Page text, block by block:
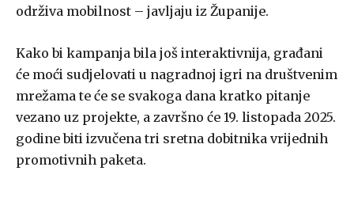
održiva mobilnost – javljaju iz Županije.
Kako bi kampanja bila još interaktivnija, građani
će moći sudjelovati u nagradnoj igri na društvenim
mrežama te će se svakoga dana kratko pitanje
vezano uz projekte, a završno će 19. listopada 2025.
godine biti izvučena tri sretna dobitnika vrijednih
promotivnih paketa.